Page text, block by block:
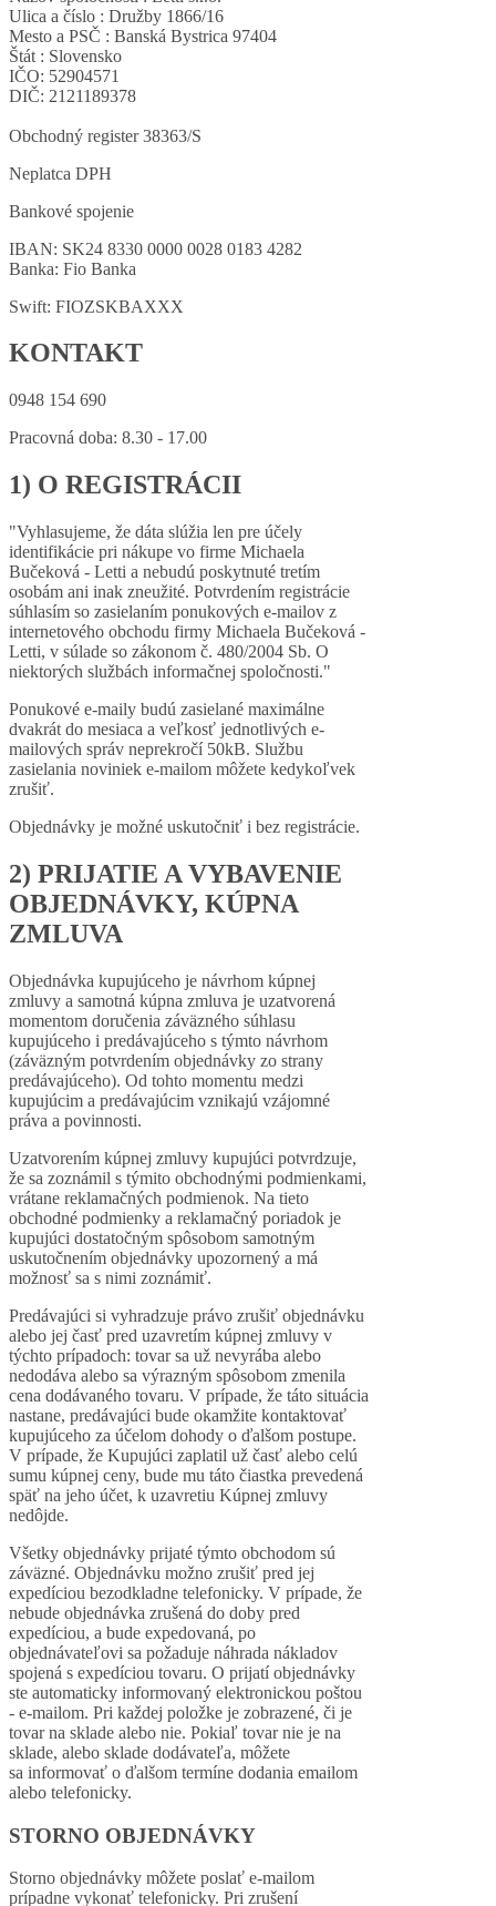
Ulica a číslo : Družby 1866/16
Mesto a PSČ : Banská Bystrica 97404
Štát : Slovensko
IČO: 52904571
DIČ: 2121189378
Obchodný register 38363/S
Neplatca DPH
Bankové spojenie
IBAN: SK24 8330 0000 0028 0183 4282
Banka: Fio Banka
Swift: FIOZSKBAXXX
KONTAKT
0948 154 690
Pracovná doba: 8.30 - 17.00
1) O REGISTRÁCII
"Vyhlasujeme, že dáta slúžia len pre účely
identifikácie pri nákupe vo firme Michaela
Bučeková - Letti a nebudú poskytnuté tretím
osobám ani inak zneužité. Potvrdením registrácie
súhlasím so zasielaním ponukových e-mailov z
internetového obchodu firmy Michaela Bučeková -
Letti, v súlade so zákonom č. 480/2004 Sb. O
niektorých službách informačnej spoločnosti."
Ponukové e-maily budú zasielané maximálne
dvakrát do mesiaca a veľkosť jednotlivých e-
mailových správ neprekročí 50kB. Službu
zasielania noviniek e-mailom môžete kedykoľvek
zrušiť.
Objednávky je možné uskutočniť i bez registrácie.
2) PRIJATIE A VYBAVENIE
OBJEDNÁVKY, KÚPNA
ZMLUVA
Objednávka kupujúceho je návrhom kúpnej
zmluvy a samotná kúpna zmluva je uzatvorená
momentom doručenia záväzného súhlasu
kupujúceho i predávajúceho s týmto návrhom
(záväzným potvrdením objednávky zo strany
predávajúceho). Od tohto momentu medzi
kupujúcim a predávajúcim vznikajú vzájomné
práva a povinnosti.
Uzatvorením kúpnej zmluvy kupujúci potvrdzuje,
že sa zoznámil s týmito obchodnými podmienkami,
vrátane reklamačných podmienok. Na tieto
obchodné podmienky a reklamačný poriadok je
kupujúci dostatočným spôsobom samotným
uskutočnením objednávky upozornený a má
možnosť sa s nimi zoznámiť.
Predávajúci si vyhradzuje právo zrušiť objednávku
alebo jej časť pred uzavretím kúpnej zmluvy v
týchto prípadoch: tovar sa už nevyrába alebo
nedodáva alebo sa výrazným spôsobom zmenila
cena dodávaného tovaru. V prípade, že táto situácia
nastane, predávajúci bude okamžite kontaktovať
kupujúceho za účelom dohody o ďalšom postupe.
V prípade, že Kupujúci zaplatil už časť alebo celú
sumu kúpnej ceny, bude mu táto čiastka prevedená
späť na jeho účet, k uzavretiu Kúpnej zmluvy
nedôjde.
Všetky objednávky prijaté týmto obchodom sú
záväzné. Objednávku možno zrušiť pred jej
expedíciou bezodkladne telefonicky. V prípade, že
nebude objednávka zrušená do doby pred
expedíciou, a bude expedovaná, po
objednávateľovi sa požaduje náhrada nákladov
spojená s expedíciou tovaru. O prijatí objednávky
ste automaticky informovaný elektronickou poštou
- e-mailom. Pri každej položke je zobrazené, či je
tovar na sklade alebo nie. Pokiaľ tovar nie je na
sklade, alebo sklade dodávateľa, môžete
sa informovať o ďalšom termíne dodania emailom
alebo telefonicky.
STORNO OBJEDNÁVKY
Storno objednávky môžete poslať e-mailom
prípadne vykonať telefonicky. Pri zrušení